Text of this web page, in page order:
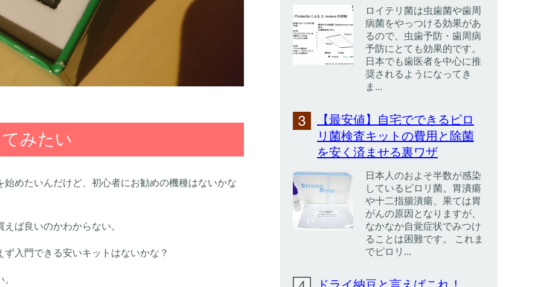
みたい
めたいんだけど、初心者にお勧めの機種はないかな
ば良いのかわからない。
入門できる安いキットはないかな？
ロイテリ菌は虫歯菌や歯周
病菌をやっつける効果があ
るので、虫歯予防・歯周病
予防にとても効果的です。
日本でも歯医者を中心に推
奨されるようになってき
ま...
【最安値】自宅でできるピロ
リ菌検査キットの費用と除菌
を安く済ませる裏ワザ
日本人のおよそ半数が感染
しているピロリ菌。胃潰瘍
や十二指腸潰瘍、果ては胃
がんの原因となりますが、
なかなか自覚症状でみつけ
ることは困難です。 これま
でピロリ...